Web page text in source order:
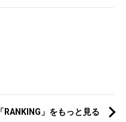
「RANKING」をもっと見る